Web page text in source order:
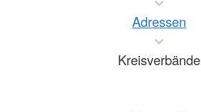
Adressen
Kreisverbände